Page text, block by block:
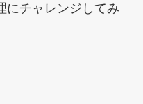
にチャレンジしてみ